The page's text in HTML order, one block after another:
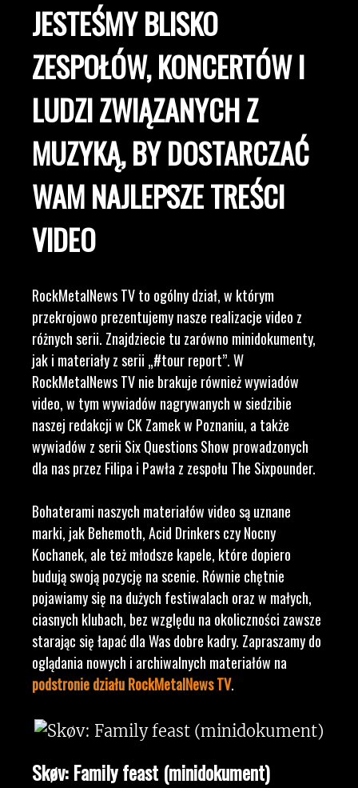
JESTEŚMY BLISKO
ZESPOŁÓW, KONCERTÓW I
LUDZI ZWIĄZANYCH Z
MUZYKĄ, BY DOSTARCZAĆ
WAM NAJLEPSZE TREŚCI
VIDEO
RockMetalNews TV to ogólny dział, w którym
przekrojowo prezentujemy nasze realizacje video z
różnych serii. Znajdziecie tu zarówno minidokumenty,
jak i materiały z serii „#tour report”. W
RockMetalNews TV nie brakuje również wywiadów
video, w tym wywiadów nagrywanych w siedzibie
naszej redakcji w CK Zamek w Poznaniu, a także
wywiadów z serii Six Questions Show prowadzonych
dla nas przez Filipa i Pawła z zespołu The Sixpounder.
Bohaterami naszych materiałów video są uznane
marki, jak Behemoth, Acid Drinkers czy Nocny
Kochanek, ale też młodsze kapele, które dopiero
budują swoją pozycję na scenie. Równie chętnie
pojawiamy się na dużych festiwalach oraz w małych,
ciasnych klubach, bez względu na okoliczności zawsze
starając się łapać dla Was dobre kadry. Zapraszamy do
oglądania nowych i archiwalnych materiałów na
podstronie działu RockMetalNews TV.
Skøv: Family feast (minidokument)